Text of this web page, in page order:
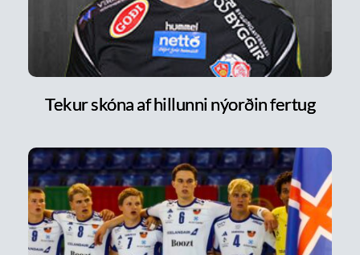
Tekur skóna af hillunni nýorðin fertug